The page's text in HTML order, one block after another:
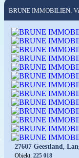
BRUNE IMMOBILIEN:
27607 Geestland,
Objekt: 225 018